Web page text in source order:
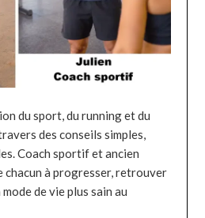
du sport, du running et du
des conseils simples,
Coach sportif et ancien
chacun à progresser, retrouver
de vie plus sain au